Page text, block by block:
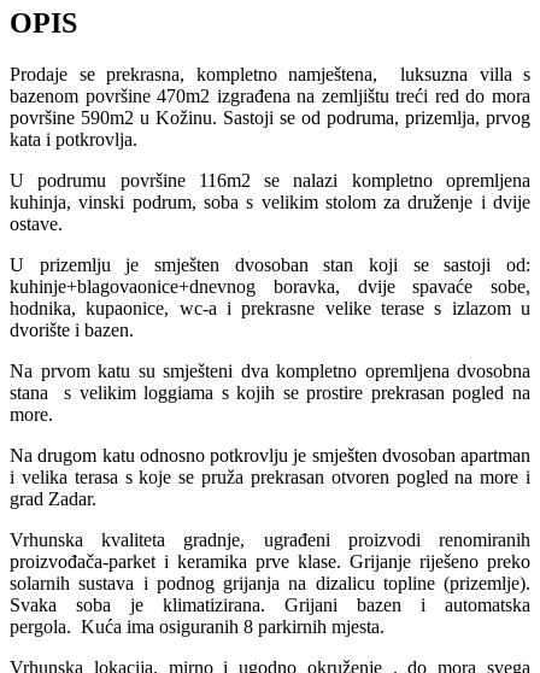
OPIS
Prodaje se prekrasna, kompletno namještena, luksuzna villa s
bazenom površine 470m2 izgrađena na zemljištu treći red do mora
površine 590m2 u Kožinu. Sastoji se od podruma, prizemlja, prvog
kata i potkrovlja.
U podrumu površine 116m2 se nalazi kompletno opremljena
kuhinja, vinski podrum, soba s velikim stolom za druženje i dvije
ostave.
U prizemlju je smješten dvosoban stan koji se sastoji od:
kuhinje+blagovaonice+dnevnog boravka, dvije spavaće sobe,
hodnika, kupaonice, wc-a i prekrasne velike terase s izlazom u
dvorište i bazen.
Na prvom katu su smješteni dva kompletno opremljena dvosobna
stana s velikim loggiama s kojih se prostire prekrasan pogled na
more.
Na drugom katu odnosno potkrovlju je smješten dvosoban apartman
i velika terasa s koje se pruža prekrasan otvoren pogled na more i
grad Zadar.
Vrhunska kvaliteta gradnje, ugrađeni proizvodi renomiranih
proizvođača-parket i keramika prve klase. Grijanje riješeno preko
solarnih sustava i podnog grijanja na dizalicu topline (prizemlje).
Svaka soba je klimatizirana. Grijani bazen i automatska
pergola. Kuća ima osiguranih 8 parkirnih mjesta.
Vrhunska lokacija, mirno i ugodno okruženje , do mora svega